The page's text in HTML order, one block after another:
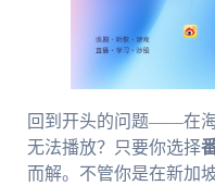
回到开头的问题——在
无法播放？只要你选择
而解。不管你是在新加